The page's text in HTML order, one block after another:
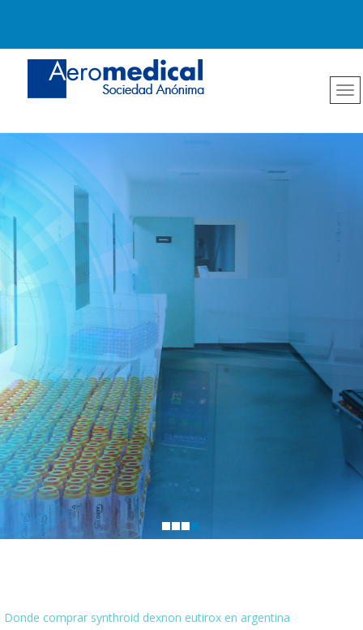
Donde comprar synthroid dexnon eutirox en argentina